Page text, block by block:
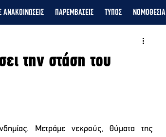
ΑΝΑΚΟΙΝΩΣΕΙΣ ΠΑΡΕΜΒΑΣΕΙΣ ΤΥΠΟΣ ΝΟΜΟΘΕΣΙΑ
την στάση του
Μετράμε νεκρούς, θύματα της